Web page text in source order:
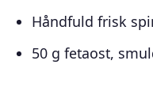
Håndfuld frisk
50 g fetaost,